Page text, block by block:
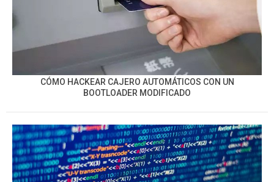
CÓMO HACKEAR CAJERO AUTOMÁTICOS CON UN
BOOTLOADER MODIFICADO